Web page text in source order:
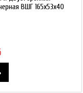
ВШГ 165х53х40